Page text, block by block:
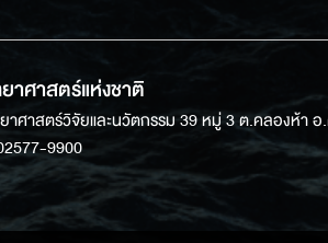
ศาสตร์แห่งชาติ
าศาสตร์วิจัยและนวัตกรรม 39 หมู่ 3 ต.คลองห้า
9900